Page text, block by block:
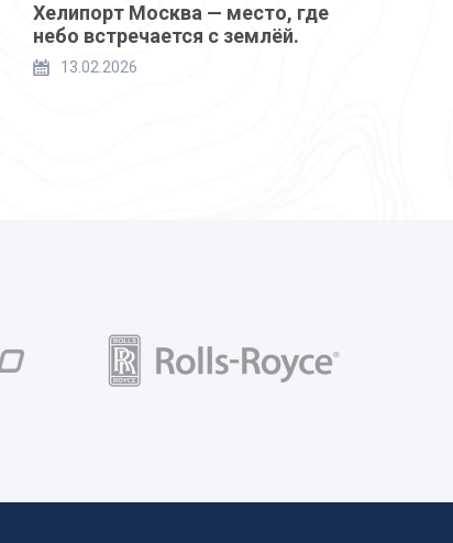
Хелипорт Москва — место, где
небо встречается с землёй.
13.02.2026